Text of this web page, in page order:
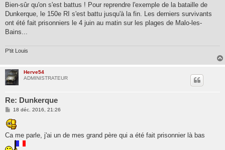
s
a
g
Bien-sûr qu'on s'est battus ! Pour reprendre l'exemple de la bataille de
Dunkerque, le 150e RI s'est battu jusqu'à la fin. Les derniers survivants
ont été fait prisonniers le 4 juin au matin sur les plages de Malo-les-
Bains...
P'tit Louis
Herve54
ADMINISTRATEUR
Re: Dunkerque
M
s
s
a
e
18 déc. 2016, 21:26
Ca me parle, j'ai un de mes grand père qui a été fait prisonnier là bas